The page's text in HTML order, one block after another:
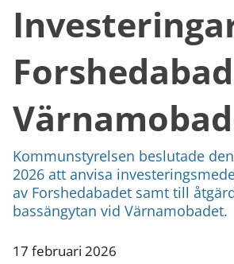
Kommunstyrelsen beslutade
2026 att anvisa
av Forshedabadet samt till
bassängytan vid Värnamobadet.
17 februari 2026